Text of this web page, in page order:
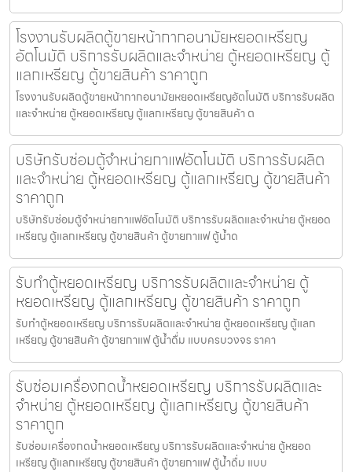
โรงงานรับผลิตตู้ขายหน้ากากอนามัยหยอดเหรียญ​​​
อัตโนมัติ บริการรับผลิตและจำหน่าย ตู้หยอดเหรียญ ตู้
แลกเหรียญ ตู้ขายสินค้า ราคาถูก
โรงงานรับผลิตตู้ขายหน้ากากอนามัยหยอดเหรียญ​​​อัตโนมัติ บริการรับผลิต
และจำหน่าย ตู้หยอดเหรียญ ตู้แลกเหรียญ ตู้ขายสินค้า ต
บริษัทรับซ่อมตู้จำหน่ายกาแฟ​อัตโนมัติ บริการรับผลิต
และจำหน่าย ตู้หยอดเหรียญ ตู้แลกเหรียญ ตู้ขายสินค้า
ราคาถูก
บริษัทรับซ่อมตู้จำหน่ายกาแฟ​อัตโนมัติ บริการรับผลิตและจำหน่าย ตู้หยอด
เหรียญ ตู้แลกเหรียญ ตู้ขายสินค้า ตู้ขายกาแฟ ตู้น้ำด
รับทำตู้หยอดเหรียญ บริการรับผลิตและจำหน่าย ตู้
หยอดเหรียญ ตู้แลกเหรียญ ตู้ขายสินค้า ราคาถูก
รับทำตู้หยอดเหรียญ บริการรับผลิตและจำหน่าย ตู้หยอดเหรียญ ตู้แลก
เหรียญ ตู้ขายสินค้า ตู้ขายกาแฟ ตู้น้ำดื่ม แบบครบวงจร ราคา
รับซ่อมเครื่องกดน้ำ​หยอดเหรียญ บริการรับผลิตและ
จำหน่าย ตู้หยอดเหรียญ ตู้แลกเหรียญ ตู้ขายสินค้า
ราคาถูก
รับซ่อมเครื่องกดน้ำ​หยอดเหรียญ บริการรับผลิตและจำหน่าย ตู้หยอด
เหรียญ ตู้แลกเหรียญ ตู้ขายสินค้า ตู้ขายกาแฟ ตู้น้ำดื่ม แบบ